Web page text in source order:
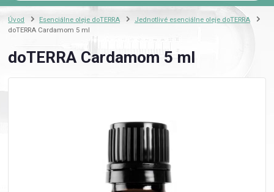
Úvod Esenciálne oleje doTERRA
Jednotlivé esenciálne oleje doTERRA
doTERRA Cardamom 5 ml
doTERRA Cardamom 5 ml